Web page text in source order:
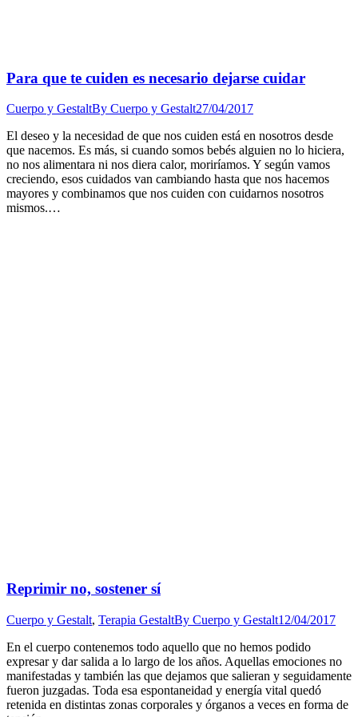
Para que te cuiden es necesario dejarse cuidar
Cuerpo y GestaltBy Cuerpo y Gestalt27/04/2017
El deseo y la necesidad de que nos cuiden está en nosotros desde
que nacemos. Es más, si cuando somos bebés alguien no lo hiciera,
no nos alimentara ni nos diera calor, moriríamos. Y según vamos
creciendo, esos cuidados van cambiando hasta que nos hacemos
mayores y combinamos que nos cuiden con cuidarnos nosotros
mismos.…
Reprimir no, sostener sí
Cuerpo y Gestalt, Terapia GestaltBy Cuerpo y Gestalt12/04/2017
En el cuerpo contenemos todo aquello que no hemos podido
expresar y dar salida a lo largo de los años. Aquellas emociones no
manifestadas y también las que dejamos que salieran y seguidamente
fueron juzgadas. Toda esa espontaneidad y energía vital quedó
retenida en distintas zonas corporales y órganos a veces en forma de